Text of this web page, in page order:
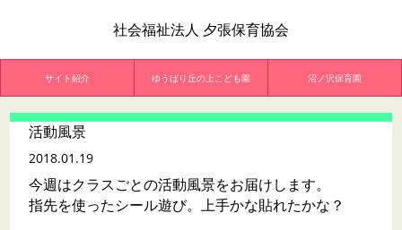
社会福祉法人 夕張保育協会
サイト紹介 ゆうばり丘の上こども園 沼ノ沢保育園
活動風景
2018.01.19
今週はクラスごとの活動風景をお届けします。
指先を使ったシール遊び。上手かな貼れたかな？